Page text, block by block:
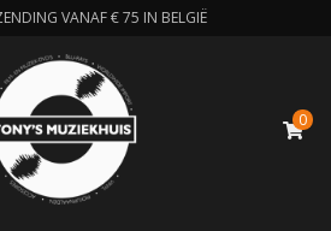
VANAF € 75 IN BELGIË
0